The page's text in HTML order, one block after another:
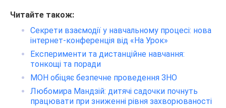
Читайте також:
Секрети взаємодії у навчальному процесі: нова
інтернет-конференція від «На Урок»
Експерименти та дистанційне навчання:
тонкощі та поради
МОН обіцяє безпечне проведення ЗНО
Любомира Мандзій: дитячі садочки почнуть
працювати при зниженні рівня захворюваності